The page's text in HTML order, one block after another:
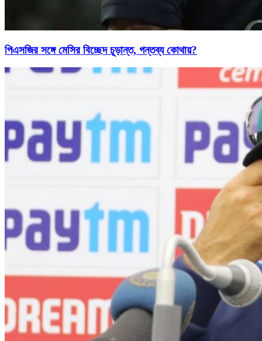
পিএসজির সঙ্গে মেসির বিচ্ছেদ চূড়ান্ত, গন্তব্য কোথায়?